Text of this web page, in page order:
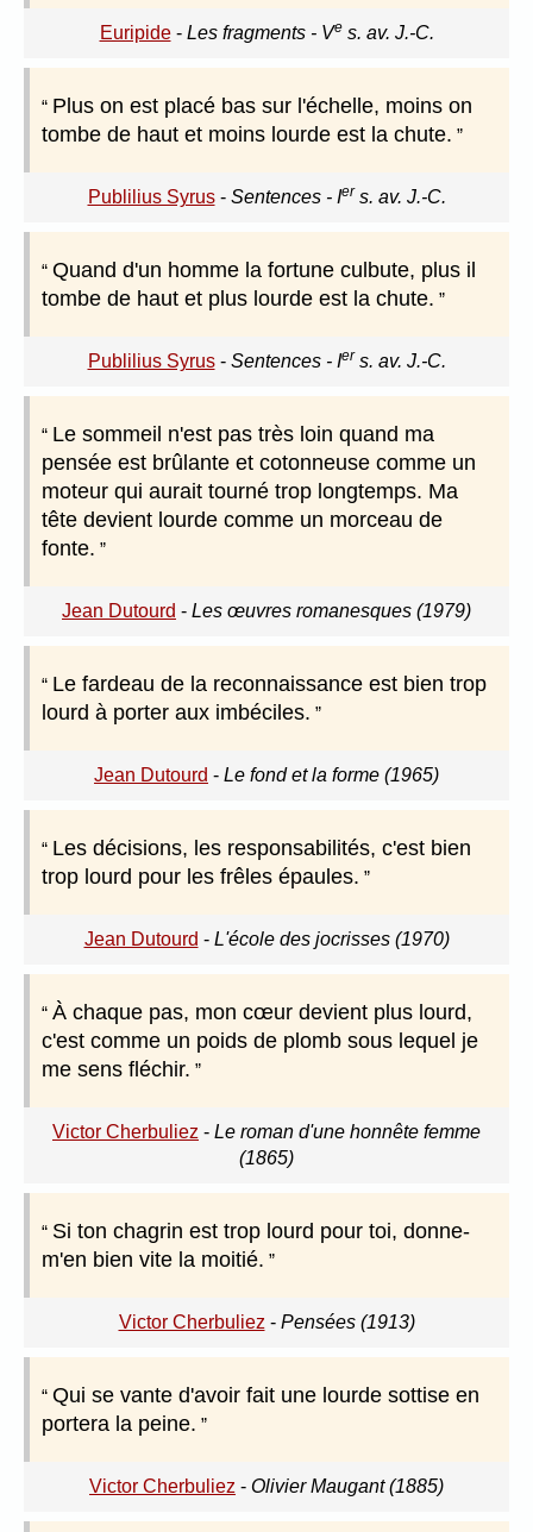
Euripide- Les fragments - Ves. av. J.-C.
Plus on est placé bas sur l'échelle, moins on
tombe de haut et moins lourde est la chute.
Publilius Syrus- Sentences - Ier s. av. J.-C.
Quand d'un homme la fortune culbute, plus il
tombe de haut et plus lourde est la chute.
Publilius Syrus- Sentences - Ier s. av. J.-C.
Le sommeil n'est pas très loin quand ma
pensée est brûlante et cotonneuse comme un
moteur qui aurait tourné trop longtemps. Ma
tête devient lourde comme un morceau de
fonte.
Jean Dutourd - Les œuvres romanesques (1979)
Le fardeau de la reconnaissance est bien trop
lourd à porter aux imbéciles.
Jean Dutourd - Le fond et la forme (1965)
Les décisions, les responsabilités, c'est bien
trop lourd pour les frêles épaules.
Jean Dutourd - L'école des jocrisses (1970)
À chaque pas, mon cœur devient plus lourd,
c'est comme un poids de plomb sous lequel je
me sens fléchir.
Victor Cherbuliez - Le roman d'une honnête femme
(1865)
Si ton chagrin est trop lourd pour toi, donne-
m'en bien vite la moitié.
Victor Cherbuliez - Pensées (1913)
Qui se vante d'avoir fait une lourde sottise en
portera la peine.
Victor Cherbuliez - Olivier Maugant (1885)